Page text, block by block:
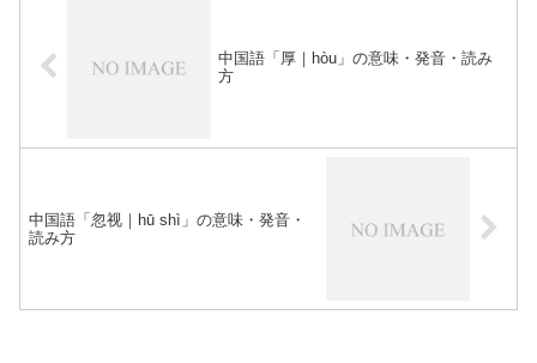
中国語「厚｜hòu」の意味・発音・読み
方
中国語「忽视｜hū shì」の意味・発音・
読み方